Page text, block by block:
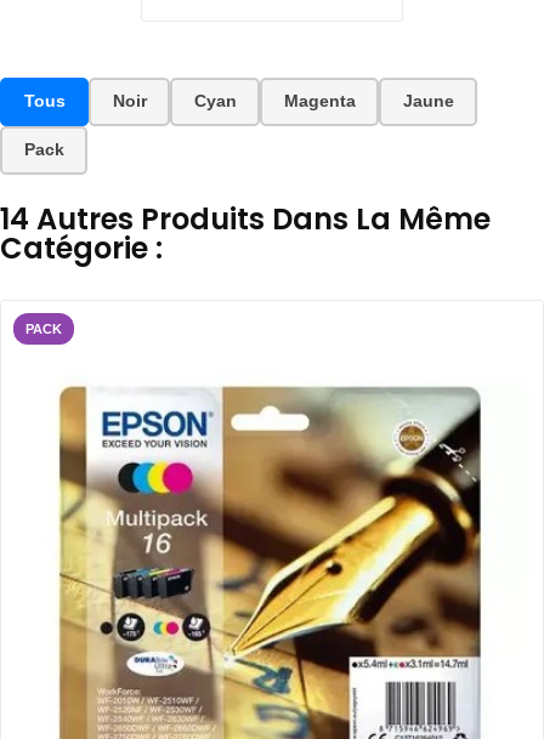
Tous Noir Cyan Magenta Jaune
Pack
14 Autres Produits Dans La Même
Catégorie :
PACK